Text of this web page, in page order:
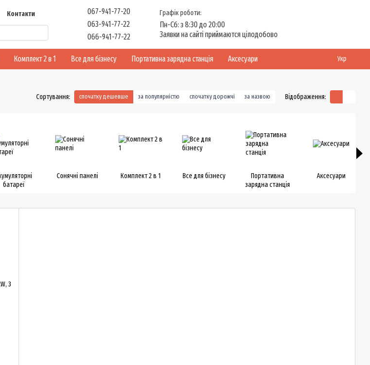
Контакти
067-941-77-20
063-941-77-22
066-941-77-22
Графік роботи:
Пн-Сб: з 8:30 до 20:00
Заявки на сайті приймаются цілодобово
Комплект 2 в 1 Все для бізнесу Портативна зарядна станція Аксесуари Укр
Сортування: спочатку дешевше за популярністю спочатку дорожчі за назвою Відображення:
батареї
Сонячні панелі Комплект 2 в 1 Все для бізнесу
Портативна
зарядна станція
Аксесуари